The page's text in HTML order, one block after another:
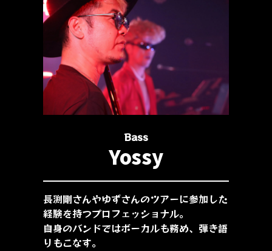
Bass
Yossy
長渕剛さんやゆずさんのツアーに参加した
経験を持つプロフェッショナル。
自身のバンドではボーカルも務め、弾き語
りもこなす。